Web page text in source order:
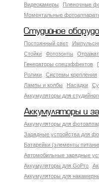
Видеокамеры
Пленочные
Моментальные
Студийное
Постоянный свет
Стойки
Фотозонты
Генераторы спецэффектов
Ролики
Системы крепления
Лампы и колбы
Насадки
Аккумуляторы для
Аккумуляторы и
Аккумуляторы для
Зарядные устройства для
Батарейки (элементы
Автомобильные зарядные
Аккумуляторы для GoPro
Аккумуляторы для